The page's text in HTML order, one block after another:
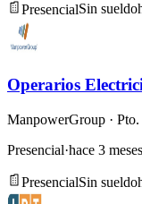
PresencialSin sueldo
Operarios
ManpowerGroup ·
Presencial·hace 3 meses
PresencialSin sueldo